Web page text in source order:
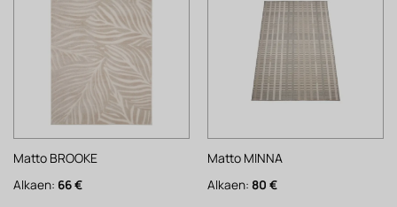
Matto BROOKE
Alkaen: 66€
Matto MINNA
Alkaen: 80 €